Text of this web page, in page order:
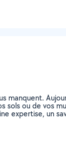
manquent.
ou de vos
expertise, un